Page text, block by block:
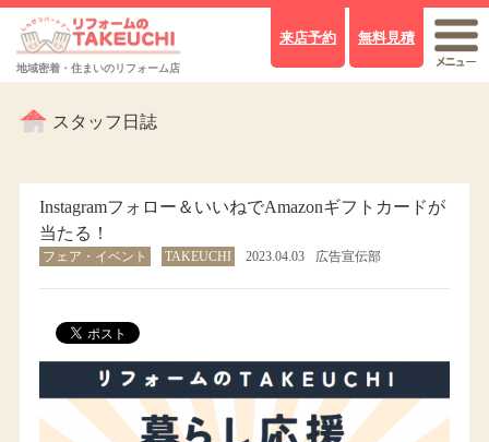
地域密着・住まいのリフォーム店
来店予約 無料見積
スタッフ日誌
Instagramフォロー＆いいねでAmazonギフトカードが
当たる！
フェア・イベント TAKEUCHI 2023.04.03 広告宣伝部